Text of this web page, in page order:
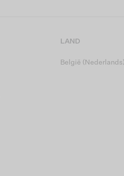
LAND
België (Nederlands)